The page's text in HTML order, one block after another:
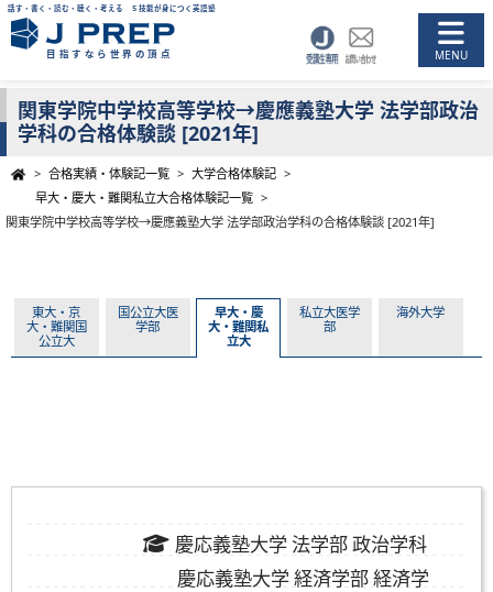
話す・書く・読む・聴く・考える ５技能が身につく英語塾
目指すなら世界の頂点
関東学院中学校高等学校→慶應義塾大学 法学部政治
学科の合格体験談 [2021年]
> 合格実績・体験記一覧 > 大学合格体験記 >
早大・慶大・難関私立大合格体験記一覧 >
関東学院中学校高等学校→慶應義塾大学 法学部政治学科の合格体験談 [2021年]
東大・京
大・難関国
公立大
国公立大医
学部
早大・慶
大・難関私
立大
私立大医学
部
海外大学
慶応義塾大学 法学部 政治学科
慶応義塾大学 経済学部 経済学